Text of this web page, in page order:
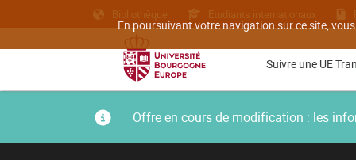
En poursuivant votre navigation sur ce site,
Bibliothèque Etudiants internationaux
Suivre une UE
Offre en cours de modification : les